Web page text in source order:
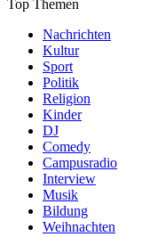
Top Themen
Nachrichten
Kultur
Sport
Politik
Religion
Kinder
DJ
Comedy
Campusradio
Interview
Musik
Bildung
Weihnachten